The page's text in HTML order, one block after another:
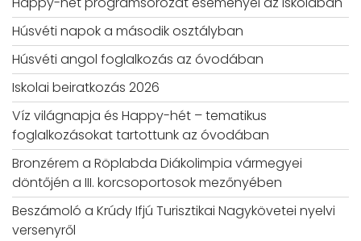
Húsvéti napok a második osztályban
Húsvéti angol foglalkozás az óvodában
Iskolai beiratkozás 2026
Víz világnapja és Happy-hét – tematikus
foglalkozásokat tartottunk az óvodában
Bronzérem a Röplabda Diákolimpia vármegyei
döntőjén a III. korcsoportosok mezőnyében
Beszámoló a Krúdy Ifjú Turisztikai Nagykövetei nyelvi
versenyről